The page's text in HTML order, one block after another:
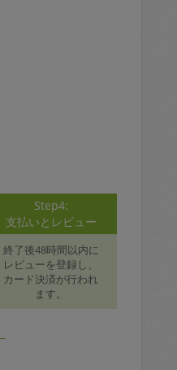
Step4:
支払いとレビュー
終了後48時間以内に
レビューを登録し、
カード決済が行われ
ます。